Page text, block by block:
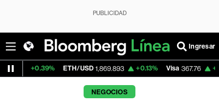
PUBLICIDAD
Ingresar
ETH/USD 1,869.893 +0.13% Visa 367.76 +0.57%
NEGOCIOS